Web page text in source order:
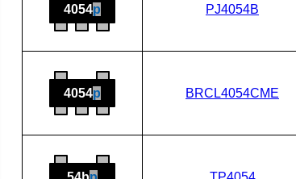
4054p PJ4054B
4054p BRCL4054CME